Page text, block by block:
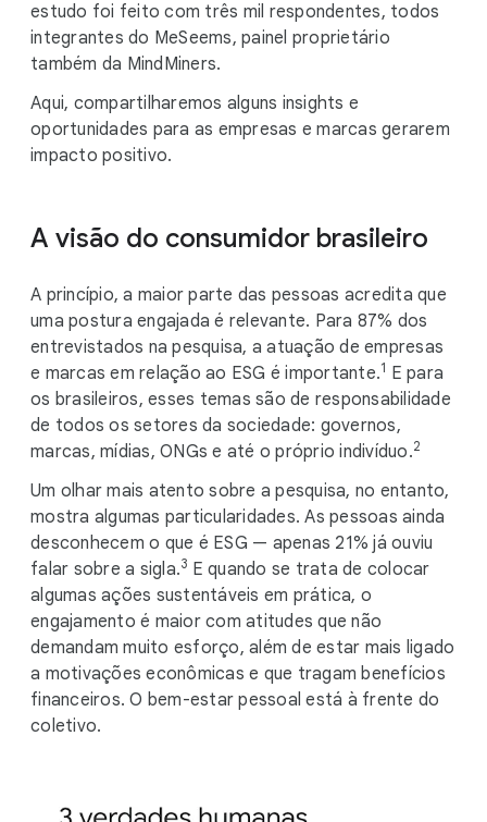
estudo foi feito com três mil respondentes, todos
integrantes do MeSeems, painel proprietário
também da MindMiners.
Aqui, compartilharemos alguns insights e
oportunidades para as empresas e marcas gerarem
impacto positivo.
A visão do consumidor brasileiro
A princípio, a maior parte das pessoas acredita que
uma postura engajada é relevante. Para 87% dos
entrevistados na pesquisa, a atuação de empresas
e marcas em relação ao ESG é importante.1 E para
os brasileiros, esses temas são de responsabilidade
de todos os setores da sociedade: governos,
marcas, mídias, ONGs e até o próprio indivíduo.2
Um olhar mais atento sobre a pesquisa, no entanto,
mostra algumas particularidades. As pessoas ainda
desconhecem o que é ESG — apenas 21% já ouviu
falar sobre a sigla.3 E quando se trata de colocar
algumas ações sustentáveis em prática, o
engajamento é maior com atitudes que não
demandam muito esforço, além de estar mais ligado
a motivações econômicas e que tragam benefícios
financeiros. O bem-estar pessoal está à frente do
coletivo.